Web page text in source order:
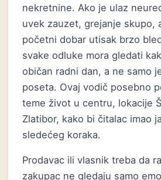
nekretnine. Ako je ulaz
uvek zauzet, grejanje skupo,
početni dobar utisak brzo
svake odluke mora gledati
običan radni dan, a ne samo
poseta. Ovaj vodič posebno
teme život u centru, lokacije
Zlatibor, kako bi čitalac imao
sledećeg koraka.
Prodavac ili vlasnik treba da
zakupac ne gledaju samo